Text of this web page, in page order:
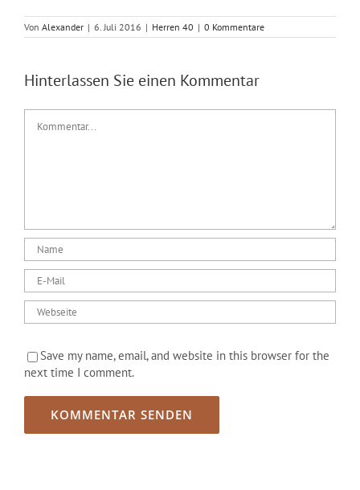
Von Alexander | 6. Juli 2016 | Herren 40 | 0 Kommentare
Hinterlassen Sie einen Kommentar
Save my name, email, and website in this browser for the
next time I comment.